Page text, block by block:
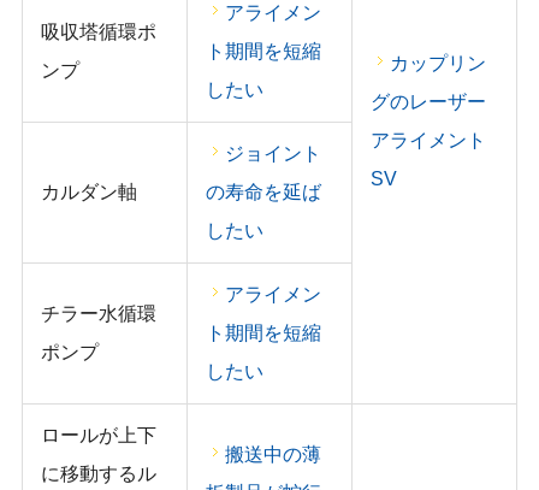
カップリン
グのレーザー
アライメント
SV
吸収塔循環ポ
ンプ
アライメン
ト期間を短縮
したい
カルダン軸
ジョイント
の寿命を延ば
したい
チラー水循環
ポンプ
アライメン
ト期間を短縮
したい
ロールが上下
に移動するル
搬送中の薄